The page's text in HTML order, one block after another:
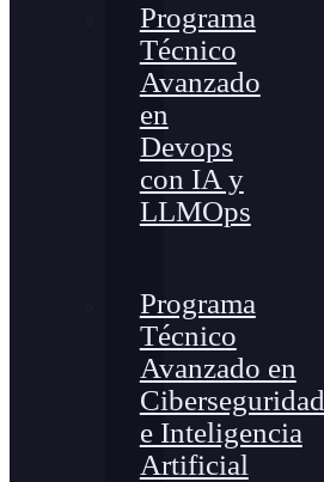
Programa
Técnico
Avanzado
en
Devops
con IA y
LLMOps
Programa
Técnico
Avanzado en
Ciberseguridad
e Inteligencia
Artificial